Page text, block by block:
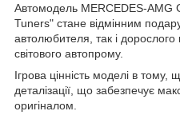
Автомодель MERCEDES-AMG
Tuners" стане відмінним
автолюбителя, так і
світового автопрому.
Ігрова цінність моделі в
деталізації, що забезпечує
оригіналом.